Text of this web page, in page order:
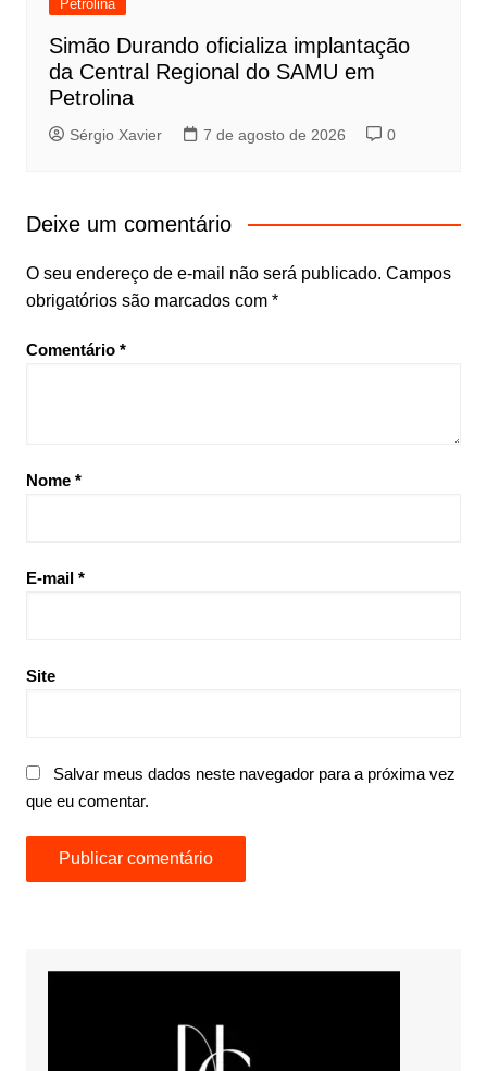
Petrolina
Simão Durando oficializa implantação
da Central Regional do SAMU em
Petrolina
Sérgio Xavier 7 de agosto de 2026 0
Deixe um comentário
O seu endereço de e-mail não será publicado. Campos
obrigatórios são marcados com *
Comentário *
Nome *
E-mail *
Site
Salvar meus dados neste navegador para a próxima vez
que eu comentar.